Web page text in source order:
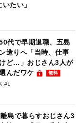
たい」
代で早期退職、五島
造りへ「当時、仕事
ど…」おじさん3人が
んだワケ
無料
#1
島で暮らすおじさん3